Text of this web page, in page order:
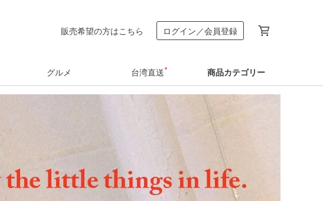
販売希望の方はこちら ログイン／会員登録
グルメ 台湾直送 商品カテゴリー